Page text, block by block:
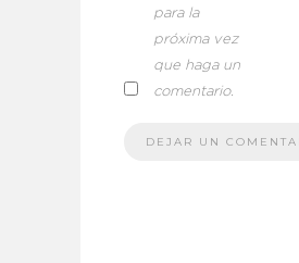
para la
próxima vez
que haga un
comentario.